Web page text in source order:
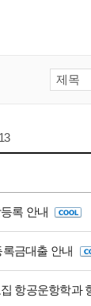
록 안내
금대출 안내
항공운항학과